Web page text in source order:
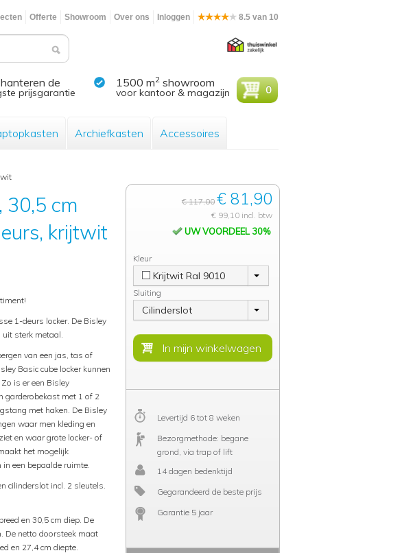
Offerte Showroom Over ons Inloggen 8.5 van 10
de
prijsgarantie
1500 m2 showroom
voor kantoor & magazijn 0
Archiefkasten Accessoires
30,5 cm
krijtwit
1-deurs locker. De Bisley
uit sterk metaal.
van een jas, tas of
Basic cube locker kunnen
is er een Bisley
garderobekast met 1 of 2
met haken. De Bisley
waar men kleding en
en waar grote locker- of
het mogelijk
in een bepaalde ruimte.
cilinderslot incl. 2 sleutels.
en 30,5 cm diep. De
De netto doorsteek maat
en 27,4 cm diepte.
€ 117,00 € 81,90
€ 99,10 incl. btw
UW VOORDEEL 30%
Kleur
Krijtwit Ral 9010
Sluiting
Cilinderslot
Levertijd 6 tot 8 weken
Bezorgmethode: begane
grond, via trap of lift
14 dagen bedenktijd
Gegarandeerd de beste prijs
Garantie 5 jaar